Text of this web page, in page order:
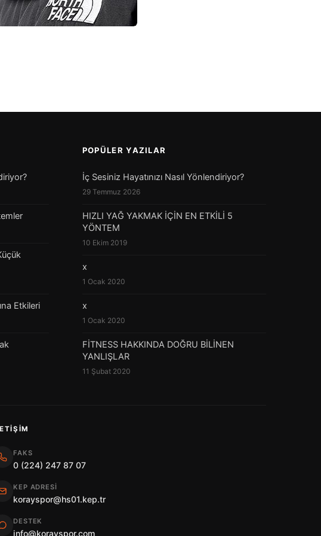
Etkileri
POPÜLER YAZILAR
İç Sesiniz Hayatınızı Nasıl Yönlendiriyor?
29 Temmuz 2026
HIZLI YAĞ YAKMAK İÇİN EN ETKİLİ 5
YÖNTEM
10 Ekim 2019
x
1 Ocak 2020
x
1 Ocak 2020
FİTNESS HAKKINDA DOĞRU BİLİNEN
YANLIŞLAR
11 Şubat 2020
FAKS
0 (224) 247 87 07
KEP ADRESI
korayspor@hs01.kep.tr
DESTEK
info@korayspor.com